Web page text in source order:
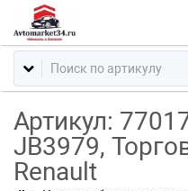
Артикул:
JB3979,
Renault